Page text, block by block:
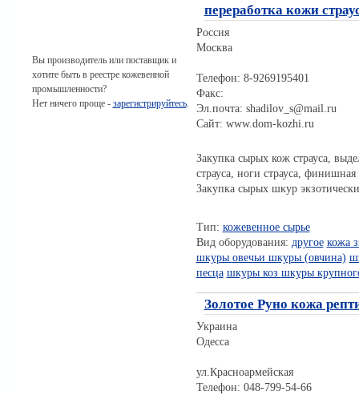
переработка кожи
Россия
Москва
Телефон: 8-9269195401
Факс:
Эл.почта: shadilov_s@mail.ru
Сайт: www.dom-kozhi.ru
Закупка сырых кож страуса,
страуса, ноги страуса,
Закупка сырых шкур
Тип: кожевенное сырье
Вид оборудования: другое кожа
шкуры овечьи шкуры (овчина)
песца шкуры коз шкуры
Золотое Руно кожа
Украина
Одесса
ул.Красноармейская
Телефон: 048-799-54-66
Вы производитель или поставщик и
хотите быть в реестре кожевенной
промышленности?
Нет ничего проще - зарегистрируйтесь.